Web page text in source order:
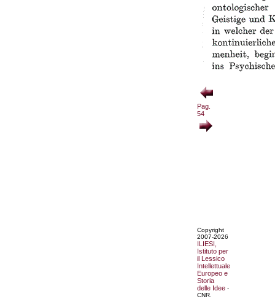
Pag.
54
Copyright
2007-2026
ILIESI,
Istituto per
il Lessico
Intellettuale
Europeo e
Storia
delle Idee -
CNR.